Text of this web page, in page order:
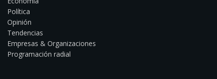
Política
Opinión
Tendencias
Empresas & Organizaciones
Programación radial